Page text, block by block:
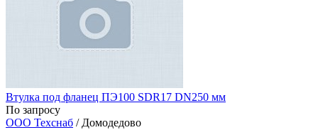
Втулка под фланец ПЭ100 SDR17 DN250 мм
По запросу
ООО Техснаб / Домодедово